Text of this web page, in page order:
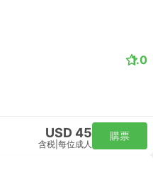
1.0
USD 45
含税 每位成人
購票